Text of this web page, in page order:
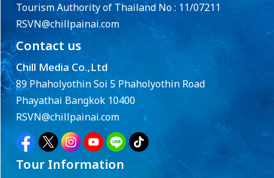
Tourism Authority of Thailand No : 11/07211
RSVN@chillpainai.com
Contact us
Chill Media Co.,Ltd
89 Phaholyothin Soi 5 Phaholyothin Road
Phayathai Bangkok 10400
RSVN@chillpainai.com
Tour Information